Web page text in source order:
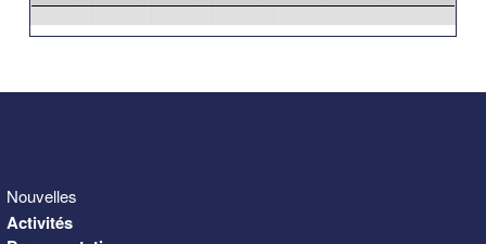
Nouvelles
Activités